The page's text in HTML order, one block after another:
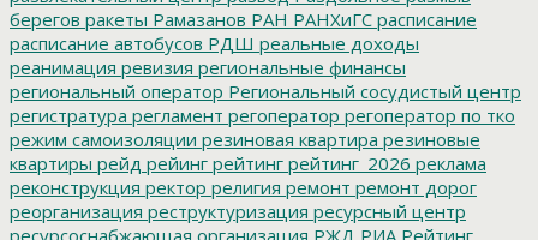
берегов ракеты Рамазанов РАН РАНХиГС расписание
расписание автобусов РДШ реальные доходы
реанимация ревизия региональные финансы
региональный оператор Региональный сосудистый центр
регистратура регламент регоператор регоператор по тко
режим самоизоляции резиновая квартира резиновые
квартиры рейд рейинг рейтинг рейтинг_2026 реклама
реконструкция ректор религия ремонт ремонт дорог
реорганизация реструктуризация ресурсный центр
ресурсоснабжающая организация РЖД РИА Рейтинг